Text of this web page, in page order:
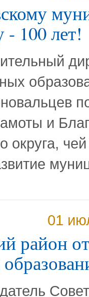
- 100 лет!
и
округа,
01
район